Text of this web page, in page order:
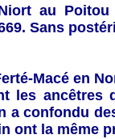
au
Sans
Macé en
les ancêtres
a confondu
ont la même